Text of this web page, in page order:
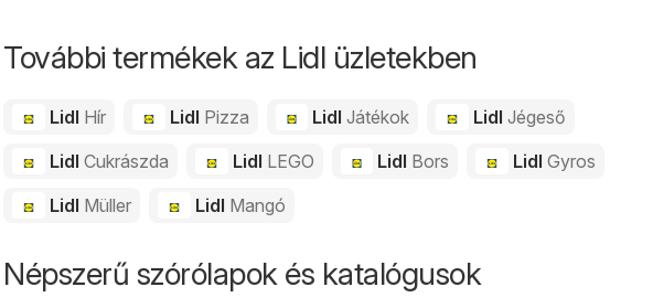
További termékek az Lidl üzletekben
Lidl Hír Lidl Pizza LidlJátékok LidlJégeső
Lidl Cukrászda Lidl LEGO Lidl Bors LidlGyros
Lidl Müller Lidl Mangó
Népszerű szórólapok és katalógusok